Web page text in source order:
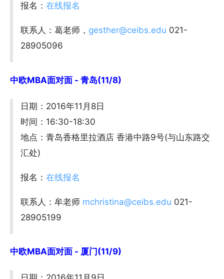
报名：在线报名
联系人：葛老师， gesther@ceibs.edu 021-
28905096
中欧MBA面对面 - 青岛(11/8)
日期：2016年11月8日
时间：16:30-18:30
地点：青岛香格里拉酒店 香港中路9号(与山东路交
汇处)
报名：在线报名
联系人：牟老师 mchristina@ceibs.edu 021-
28905199
中欧MBA面对面 - 厦门(11/9)